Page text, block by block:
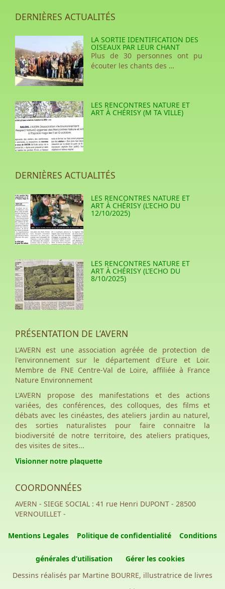
DERNIÈRES ACTUALITÉS
LA SORTIE IDENTIFICATION DES
OISEAUX PAR LEUR CHANT
Plus de 30 personnes ont pu
écouter les chants des …
LES RENCONTRES NATURE ET
ART À CHÉRISY (M TA VILLE)
DERNIÈRES ACTUALITÉS
LES RENCONTRES NATURE ET
ART À CHÉRISY (L’ECHO DU
12/10/2025)
LES RENCONTRES NATURE ET
ART À CHÉRISY (L’ECHO DU
8/10/2025)
PRÉSENTATION DE L’AVERN
L'AVERN est une association agréée de protection de
l'environnement sur le département d'Eure et Loir.
Membre de FNE Centre-Val de Loire, affiliée à France
Nature Environnement
L'AVERN propose des manifestations et des actions
variées, des conférences, des colloques, des films et
débats avec les cinéastes, des ateliers jardin au naturel,
des sorties naturalistes pour faire connaitre la
biodiversité de notre territoire, des ateliers pratiques,
des visites de sites...
Visionner notre plaquette
COORDONNÉES
AVERN - SIEGE SOCIAL : 41 rue Henri DUPONT - 28500
VERNOUILLET -
Mentions Legales Politique de confidentialité Conditions
générales d’utilisation
Gérer les cookies
Dessins réalisés par Martine BOURRE, illustratrice de livres